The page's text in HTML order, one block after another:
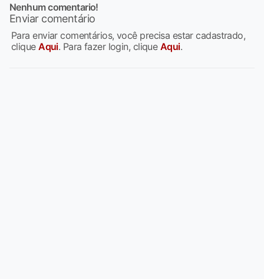
Nenhum comentario!
Enviar comentário
Para enviar comentários, você precisa estar cadastrado,
cliqueAqui. Para fazer login, clique Aqui.